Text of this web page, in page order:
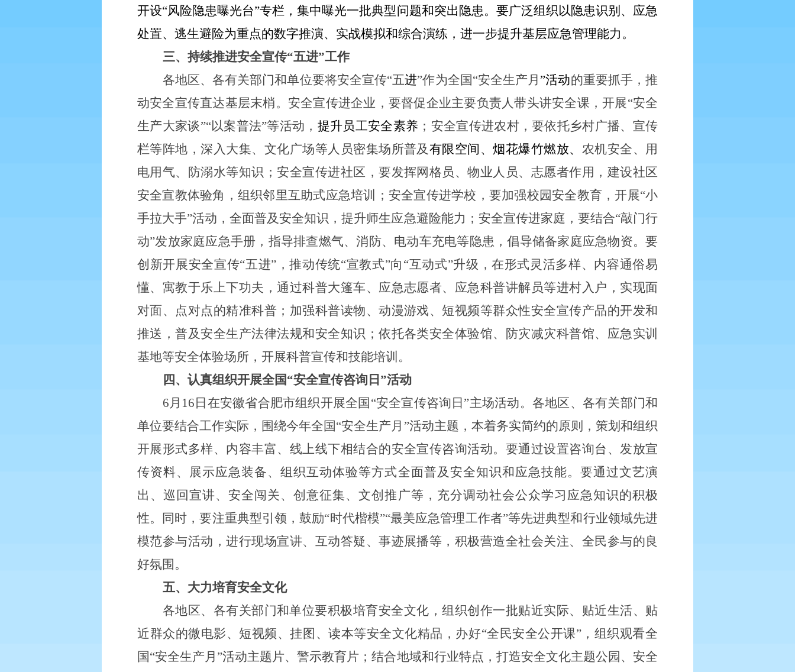
开设“风险隐患曝光台”专栏，集中曝光一批典型问题和突出隐患。要广泛组织以隐患识别、应急
处置、逃生避险为重点的数字推演、实战模拟和综合演练，进一步提升基层应急管理能力。
三、持续推进安全宣传“五进”工作
各地区、各有关部门和单位要将安全宣传“五进”作为全国“安全生产月”活动的重要抓手，推
动安全宣传直达基层末梢。安全宣传进企业，要督促企业主要负责人带头讲安全课，开展“安全
生产大家谈”“以案普法”等活动， 提升员工安全素养 ；安全宣传进农村，要依托乡村广播、宣传
栏等阵地，深入大集、文化广场等人员密集场所普及 有限空间、烟花爆竹燃放、 农机安全、用
电用气、防溺水等知识；安全宣传进社区，要发挥网格员、物业人员、志愿者作用，建设社区
安全宣教体验角，组织邻里互助式应急培训；安全宣传进学校，要加强校园安全教育，开展“小
手拉大手”活动，全面普及安全知识，提升师生应急避险能力；安全宣传进家庭，要结合“敲门行
动”发放家庭应急手册，指导排查燃气、消防、电动车充电等隐患，倡导储备家庭应急物资。要
创新开展安全宣传“五进”，推动传统“宣教式”向“互动式”升级，在形式灵活多样、内容通俗易
懂、寓教于乐上下功夫，通过科普大篷车、应急志愿者、应急科普讲解员等进村入户，实现面
对面、点对点的精准科普；加强科普读物、动漫游戏、短视频等群众性安全宣传产品的开发和
推送，普及安全生产法律法规和安全知识；依托各类安全体验馆、防灾减灾科普馆、应急实训
基地等安全体验场所，开展科普宣传和技能培训。
四、认真组织开展全国“安全宣传咨询日”活动
6月16日在安徽省合肥市组织开展全国“安全宣传咨询日”主场活动。各地区、各有关部门和
单位要结合工作实际，围绕今年全国“安全生产月”活动主题，本着务实简约的原则，策划和组织
开展形式多样、内容丰富、线上线下相结合的安全宣传咨询活动。要通过设置咨询台、发放宣
传资料、展示应急装备、组织互动体验等方式全面普及安全知识和应急技能。要通过文艺演
出、巡回宣讲、安全闯关、创意征集、文创推广等，充分调动社会公众学习应急知识的积极
性。同时，要注重典型引领，鼓励“时代楷模”“最美应急管理工作者”等先进典型和行业领域先进
模范参与活动，进行现场宣讲、互动答疑、事迹展播等，积极营造全社会关注、全民参与的良
好氛围。
五、大力培育安全文化
各地区、各有关部门和单位要积极培育安全文化，组织创作一批贴近实际、贴近生活、贴
近群众的微电影、短视频、挂图、读本等安全文化精品，办好“全民安全公开课”，组织观看全
国“安全生产月”活动主题片、警示教育片；结合地域和行业特点，打造安全文化主题公园、安全